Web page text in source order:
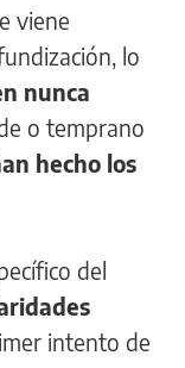
viene
lo
nunca
o temprano
hecho los
del
intento de